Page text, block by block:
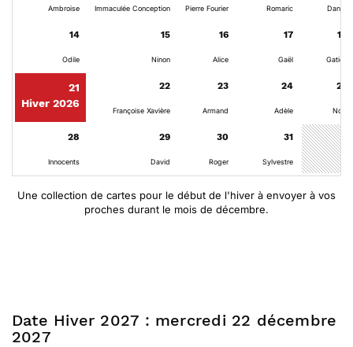
Ambroise Immaculée Conception Pierre Fourier Romaric Daniel
14
Odile
15
Ninon
16
Alice
17
Gaël
18
Gatien
21
Hiver 2026
22
Françoise Xavière
23
Armand
24
Adèle
25
Noël
28
Innocents
29
David
30
Roger
31
Sylvestre
Une collection de cartes pour le début de l'hiver à envoyer à vos
proches durant le mois de décembre.
Date Hiver 2027 : mercredi 22 décembre
2027